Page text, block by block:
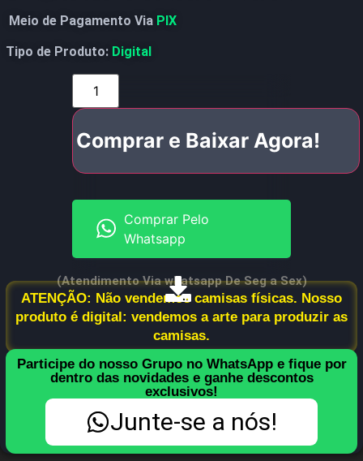
Meio de Pagamento Via PIX
Tipo de Produto: Digital
Comprar e Baixar Agora!
Comprar Pelo
Whatsapp
(Atendimento Via whatsapp De Seg a Sex)
ATENÇÃO: Não vendemos camisas físicas. Nosso
produto é digital: vendemos a arte para produzir as
camisas.
Participe do nosso Grupo no WhatsApp e fique por
dentro das novidades e ganhe descontos
exclusivos!
Junte-se a nós!